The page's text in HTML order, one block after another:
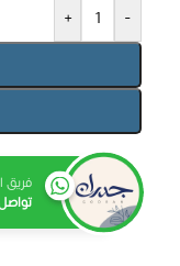
-
+
فريق